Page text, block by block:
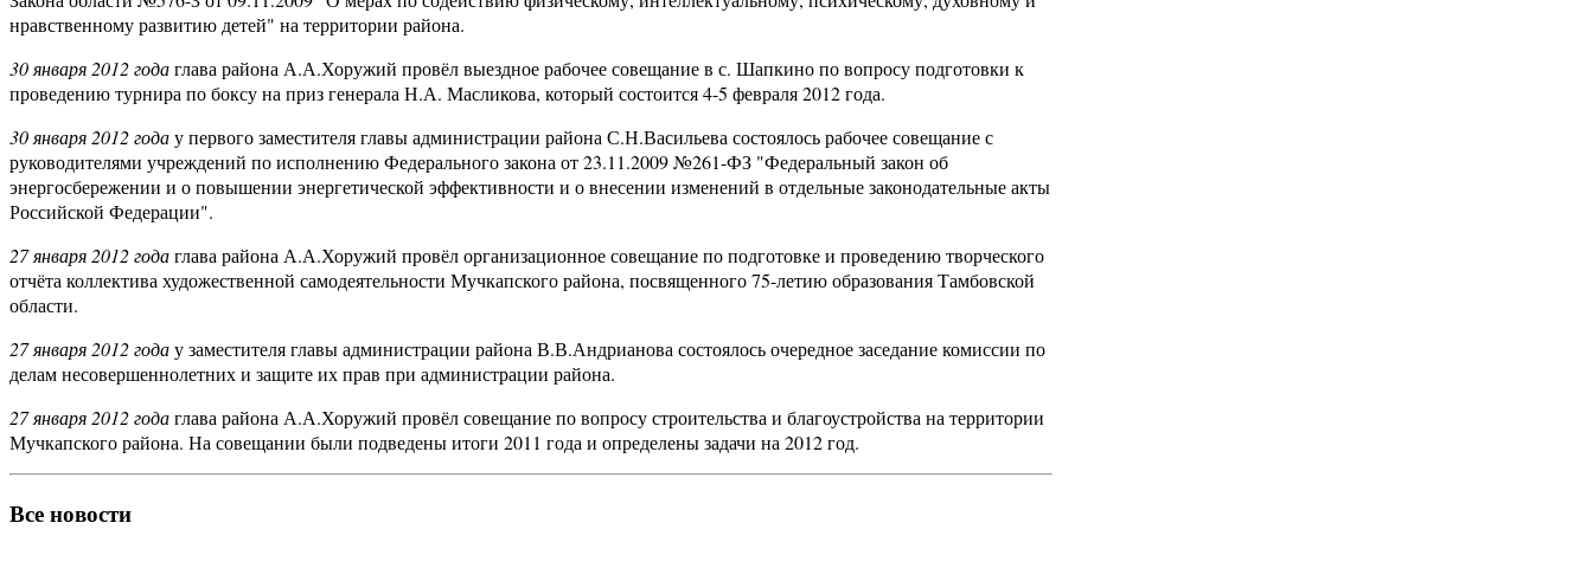
нравственному развитию детей" на территории района.
30 января 2012 годаглава района А.А.Хоружий провёл выездное рабочее совещание в с. Шапкино по вопросу подготовки к
проведению турнира по боксу на приз генерала Н.А. Масликова, который состоится 4-5 февраля 2012 года.
30 января 2012 годау первого заместителя главы администрации района С.Н.Васильева состоялось рабочее совещание с
руководителями учреждений по исполнению Федерального закона от 23.11.2009 №261-ФЗ "Федеральный закон об
энергосбережении и о повышении энергетической эффективности и о внесении изменений в отдельные законодательные акты
Российской Федерации".
27 января 2012 годаглава района А.А.Хоружий провёл организационное совещание по подготовке и проведению творческого
отчёта коллектива художественной самодеятельности Мучкапского района, посвященного 75-летию образования Тамбовской
области.
27 января 2012 годау заместителя главы администрации района В.В.Андрианова состоялось очередное заседание комиссии по
делам несовершеннолетних и защите их прав при администрации района.
27 января 2012 годаглава района А.А.Хоружий провёл совещание по вопросу строительства и благоустройства на территории
Мучкапского района. На совещании были подведены итоги 2011 года и определены задачи на 2012 год.
Все новости